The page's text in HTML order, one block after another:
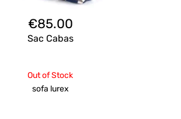
€85.00
Sac Cabas
Out of Stock
sofa lurex